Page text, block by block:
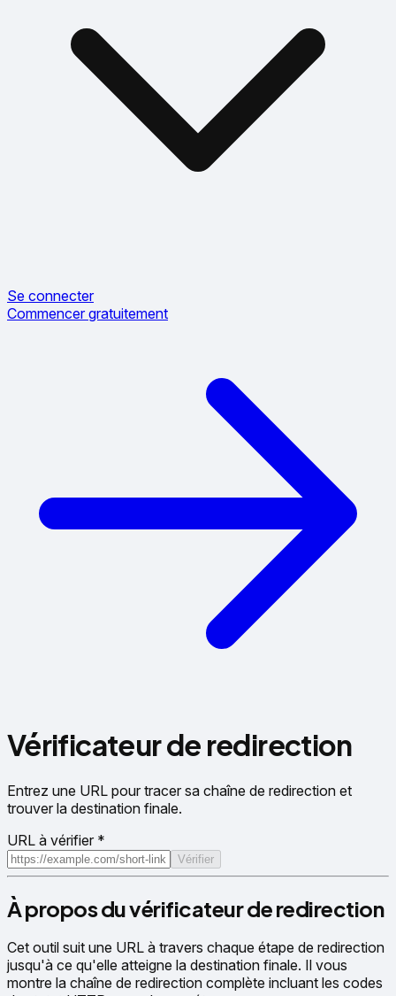
Se connecter
Commencer gratuitement
Vérificateur de redirection
Entrez une URL pour tracer sa chaîne de redirection et
trouver la destination finale.
URL à vérifier *
Vérifier
À propos du vérificateur de redirection
Cet outil suit une URL à travers chaque étape de redirection
jusqu'à ce qu'elle atteigne la destination finale. Il vous
montre la chaîne de redirection complète incluant les codes